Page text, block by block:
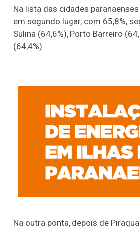
Na lista das cidades
em segundo lugar, com 65,8%,
Sulina (64,6%), Porto Barreiro
(64,4%).
Na outra ponta, depois de